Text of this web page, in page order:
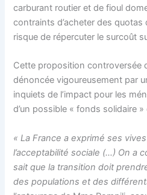
carburant routier et de fioul
contraints d’acheter des
risque de répercuter le surcoût
Cette proposition controversée
dénoncée vigoureusement par
inquiets de l’impact pour les
d’un possible « fonds solidaire »
« La France a exprimé ses
l’acceptabilité sociale (…) On a
sait que la transition doit
des populations et des